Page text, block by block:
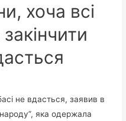
хоча всі
не вдасться, заявив в
народу”, яка одержала